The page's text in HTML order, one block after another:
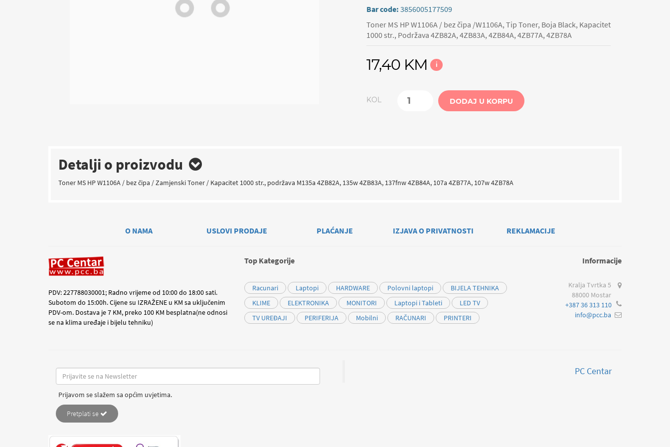
Bar code:3856005177509
Toner MS HP W1106A / bez čipa /W1106A, Tip Toner, Boja Black, Kapacitet
1000 str., Podržava 4ZB82A, 4ZB83A, 4ZB84A, 4ZB77A, 4ZB78A
17,40 KM i
KOL DODAJ U KORPU
Detalji o proizvodu
Toner MS HP W1106A / bez čipa / Zamjenski Toner / Kapacitet 1000 str., podržava M135a 4ZB82A, 135w 4ZB83A, 137fnw 4ZB84A, 107a 4ZB77A, 107w 4ZB78A
O NAMA USLOVI PRODAJE PLAĆANJE IZJAVA O PRIVATNOSTI REKLAMACIJE
PDV: 227788030001; Radno vrijeme od 10:00 do 18:00 sati.
Subotom do 15:00h. Cijene su IZRAŽENE u KM sa uključenim
PDV-om. Dostava je 7 KM, preko 100 KM besplatna(ne odnosi
se na klima uređaje i bijelu tehniku)
Top Kategorije
Racunari Laptopi HARDWARE Polovni laptopi
BIJELA TEHNIKA
KLIME
ELEKTRONIKA MONITORI Laptopi i Tableti
LED TV
TV UREĐAJI
PERIFERIJA Mobilni RAČUNARI PRINTERI
Informacije
Kralja Tvrtka 5
88000 Mostar
+387 36 313 110
info@pcc.ba
Prijavom se slažem sa općim uvjetima.
Pretplati se
PC Centar